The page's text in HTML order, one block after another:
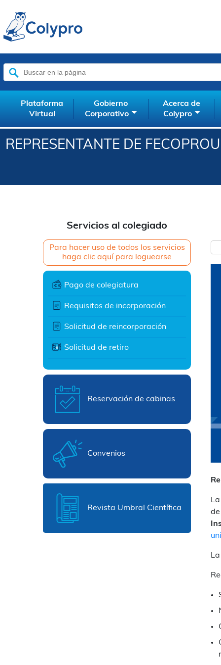
Buscar:
Plataforma
Virtual
Gobierno
Corporativo
Acerca de
Colypro
REPRESENTANTE DE
Servicios al colegiado
Para hacer uso de todos los servicios
haga clic aquí para loguearse
Pago de colegiatura
Requisitos de incorporación
Solicitud de reincorporación
Solicitud de retiro
Reservación de cabinas
Convenios
Revista Umbral Científica
de